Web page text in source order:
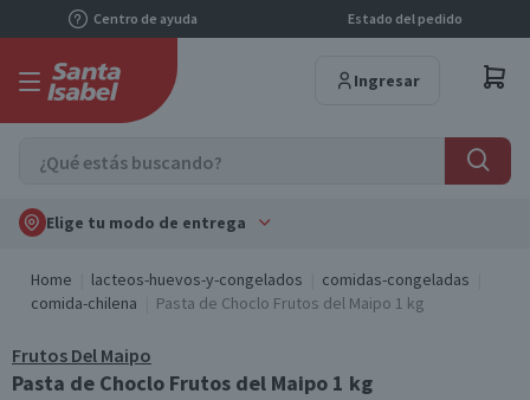
Centro de ayuda Estado del pedido
Ingresar
Elige tu modo de entrega
Home lacteos-huevos-y-congelados
comidas-congeladas
comida-chilena
Pasta de Choclo Frutos del Maipo 1 kg
Frutos Del Maipo
Pasta de Choclo Frutos del Maipo 1 kg